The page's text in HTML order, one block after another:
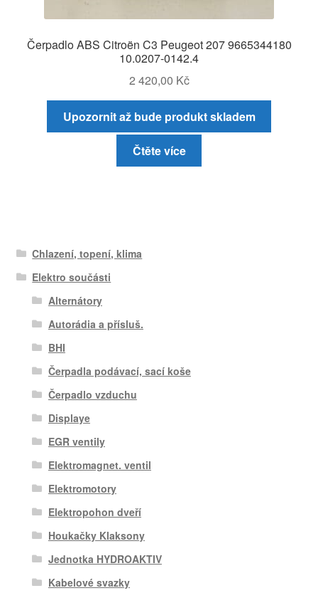
Čerpadlo ABS Citroën C3 Peugeot 207 9665344180
10.0207-0142.4
2 420,00 Kč
Upozornit až bude produkt skladem
Čtěte více
Chlazení, topení, klima
Elektro součásti
Alternátory
Autorádia a přísluš.
BHI
Čerpadla podávací, sací koše
Čerpadlo vzduchu
Displaye
EGR ventily
Elektromagnet. ventil
Elektromotory
Elektropohon dveří
Houkačky Klaksony
Jednotka HYDROAKTIV
Kabelové svazky